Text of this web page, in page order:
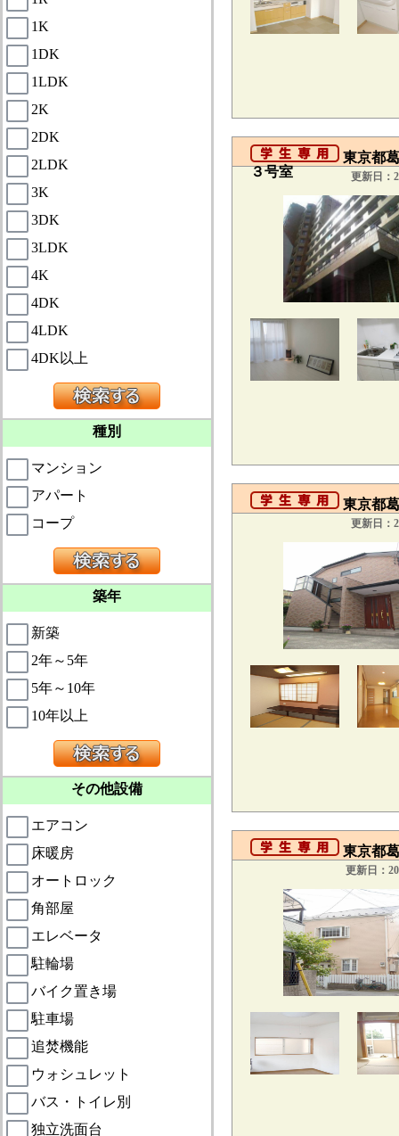
1K
1DK
1LDK
2K
2DK
2LDK
3K
3DK
3LDK
4K
4DK
4LDK
4DK以上
種別
マンション
アパート
コープ
築年
新築
2年～5年
5年～10年
10年以上
その他設備
エアコン
床暖房
オートロック
角部屋
エレベータ
駐輪場
バイク置き場
駐車場
追焚機能
ウォシュレット
バス・トイレ別
独立洗面台
東京都
３号室
更新日：
東京都
更新日：
東京都
更新日：